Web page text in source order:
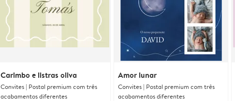
Carimbo e listras oliva
Convites | Postal premium com três
acabamentos diferentes
Amor lunar
Convites | Postal premium com três
acabamentos diferentes